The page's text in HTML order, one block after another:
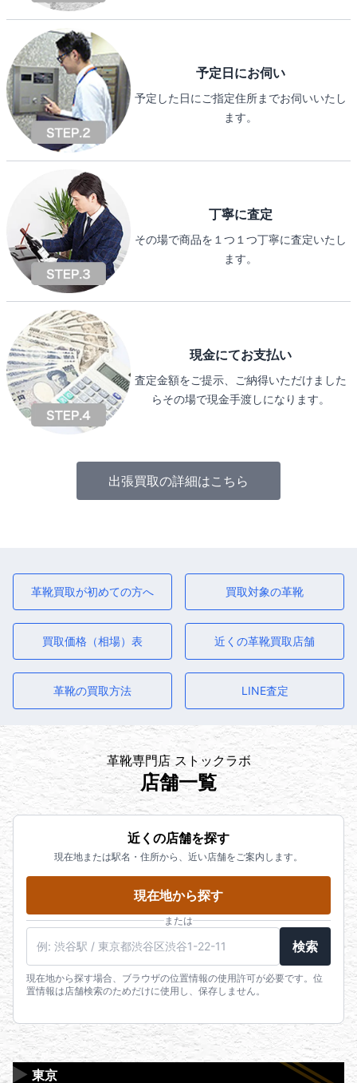
予定日にお伺い
予定した日にご指定住所までお伺いいたし
ます。
丁寧に査定
その場で商品を１つ１つ丁寧に査定いたし
ます。
現金にてお支払い
査定金額をご提示、ご納得いただけました
らその場で現金手渡しになります。
出張買取の詳細はこちら
革靴買取が初めての方へ 買取対象の革靴
買取価格（相場）表 近くの革靴買取店舗
革靴の買取方法 LINE査定
革靴専門店 ストックラボ
店舗一覧
近くの店舗を探す
現在地または駅名・住所から、近い店舗をご案内します。
現在地から探す
または
検索
現在地から探す場合、ブラウザの位置情報の使用許可が必要です。位
置情報は店舗検索のためだけに使用し、保存しません。
東京
▶